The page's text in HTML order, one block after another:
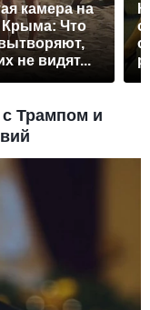
камера на
Крыма: Что
не видят...
с Трампом и